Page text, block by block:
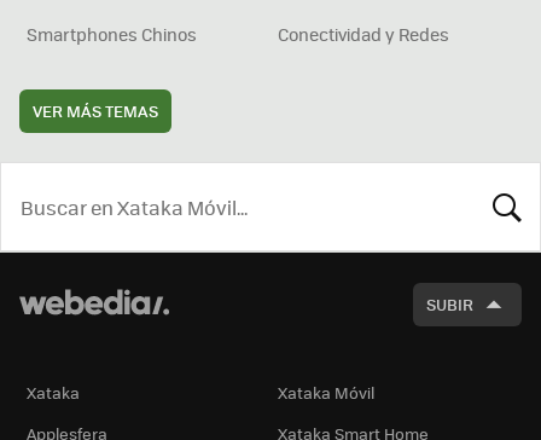
Smartphones Chinos
Conectividad y Redes
VER MÁS TEMAS
SUBIR
Xataka
Xataka Móvil
Applesfera
Xataka Smart Home